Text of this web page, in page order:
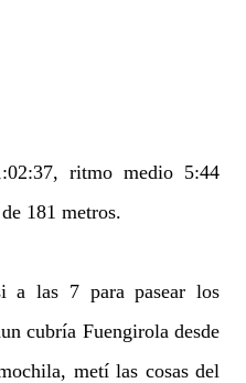
ritmo medio 5:44
181 metros.
a las 7 para pasear los
cubría Fuengirola desde
metí las cosas del